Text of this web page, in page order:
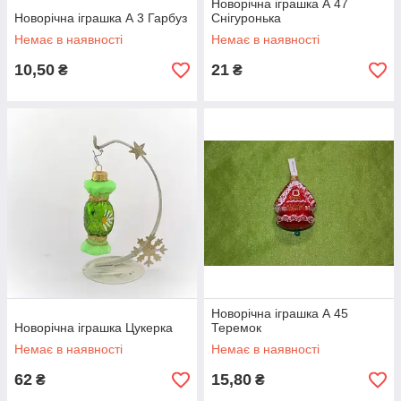
Новорічна іграшка А 3 Гарбуз
Немає в наявності
10,50 ₴
Новорічна іграшка А 47
Снігуронька
Немає в наявності
21 ₴
Новорічна іграшка Цукерка
Немає в наявності
62 ₴
Новорічна іграшка А 45
Теремок
Немає в наявності
15,80 ₴